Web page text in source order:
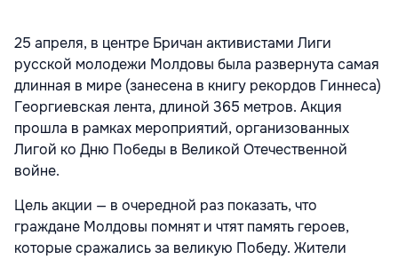
25 апреля, в центре Бричан активистами Лиги
русской молодежи Молдовы была развернута самая
длинная в мире (занесена в книгу рекордов Гиннеса)
Георгиевская лента, длиной 365 метров. Акция
прошла в рамках мероприятий, организованных
Лигой ко Дню Победы в Великой Отечественной
войне.
Цель акции — в очередной раз показать, что
граждане Молдовы помнят и чтят память героев,
которые сражались за великую Победу. Жители